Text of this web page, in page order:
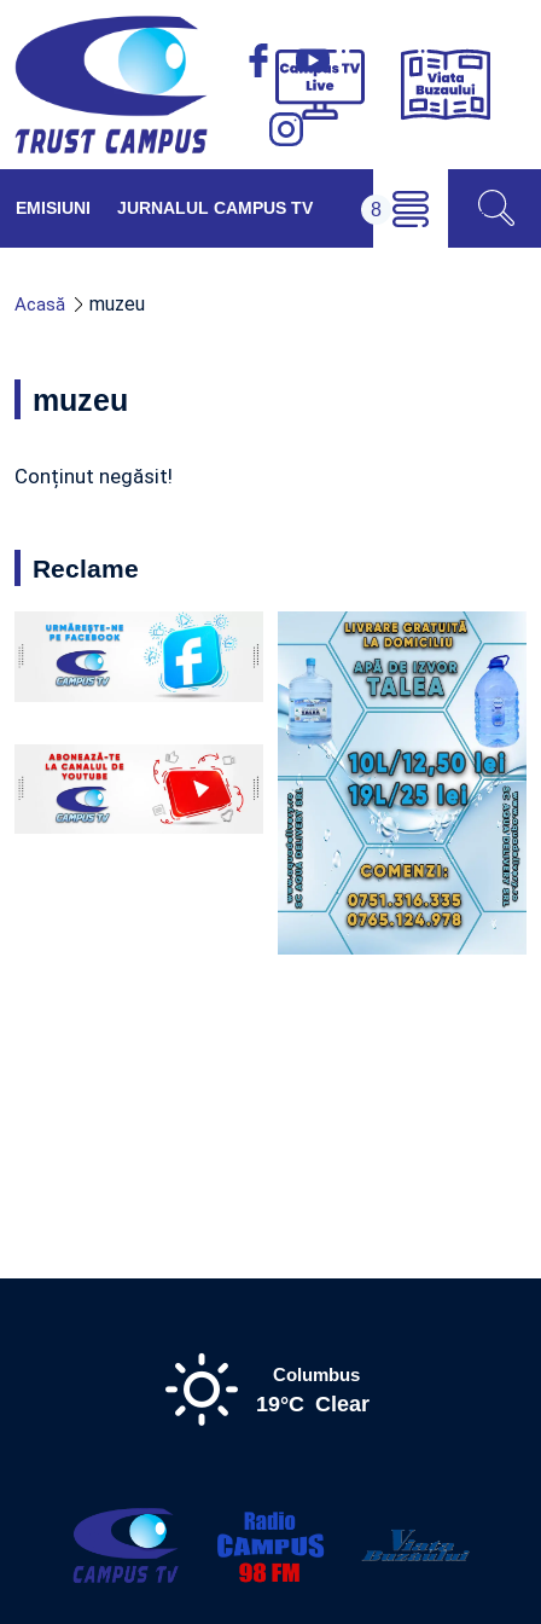
Campus
Viața
EMISIUNI JURNALUL CAMPUS TV
Acasă muzeu
muzeu
Conținut negăsit!
Reclame
Columbus
19°C Clear